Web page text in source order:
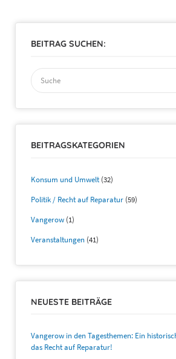
BEITRAG SUCHEN:
Suchen
nach:
BEITRAGSKATEGORIEN
Konsum und Umwelt(32)
Politik / Recht auf Reparatur (59)
Vangerow (1)
Veranstaltungen (41)
NEUESTE BEITRÄGE
Vangerow in den Tagesthemen: Ein
das Recht auf Reparatur!